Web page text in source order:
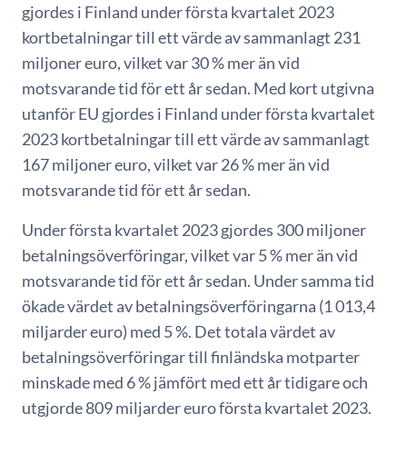
gjordes i Finland under första kvartalet 2023
kortbetalningar till ett värde av sammanlagt 231
miljoner euro, vilket var 30 % mer än vid
motsvarande tid för ett år sedan. Med kort utgivna
utanför EU gjordes i Finland under första kvartalet
2023 kortbetalningar till ett värde av sammanlagt
167 miljoner euro, vilket var 26 % mer än vid
motsvarande tid för ett år sedan.
Under första kvartalet 2023 gjordes 300 miljoner
betalningsöverföringar, vilket var 5 % mer än vid
motsvarande tid för ett år sedan. Under samma tid
ökade värdet av betalningsöverföringarna (1 013,4
miljarder euro) med 5 %. Det totala värdet av
betalningsöverföringar till finländska motparter
minskade med 6 % jämfört med ett år tidigare och
utgjorde 809 miljarder euro första kvartalet 2023.